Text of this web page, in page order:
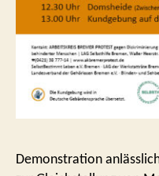
Demonstration